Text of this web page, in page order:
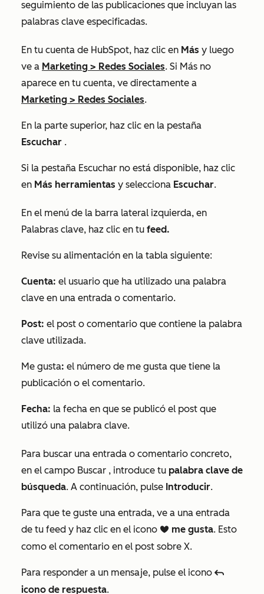
seguimiento de las publicaciones que incluyan las
palabras clave especificadas.
En tu cuenta de HubSpot, haz clic en Más y luego
ve a Marketing > Redes Sociales. Si Más no
aparece en tu cuenta, ve directamente a
Marketing > Redes Sociales.
En la parte superior, haz clic en la pestaña
Escuchar .
Si la pestaña Escuchar no está disponible, haz clic
en Más herramientas y selecciona Escuchar.
En el menú de la barra lateral izquierda, en
Palabras clave, haz clic en tu feed.
Revise su alimentación en la tabla siguiente:
Cuenta: el usuario que ha utilizado una palabra
clave en una entrada o comentario.
Post: el post o comentario que contiene la palabra
clave utilizada.
Me gusta: el número de me gusta que tiene la
publicación o el comentario.
Fecha: la fecha en que se publicó el post que
utilizó una palabra clave.
Para buscar una entrada o comentario concreto,
en el campo Buscar , introduce tu palabra clave de
búsqueda. A continuación, pulse Introducir.
Para que te guste una entrada, ve a una entrada
de tu feed y haz clic en el icono socialHeart me gusta. Esto
como el comentario en el post sobre X.
Para responder a un mensaje, pulse el icono reply
icono de respuesta.